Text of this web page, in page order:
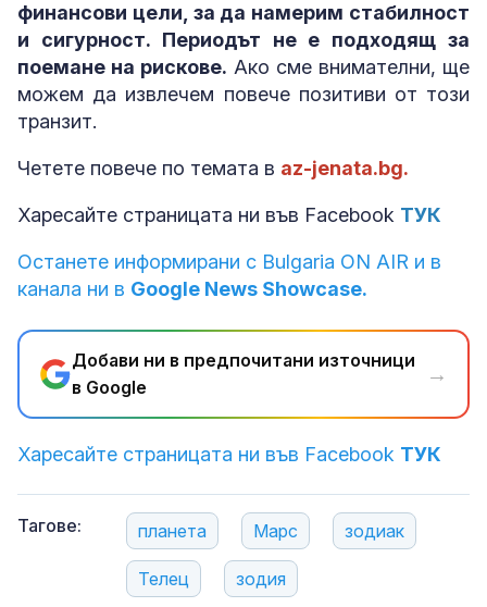
финансови цели, за да намерим стабилност
и сигурност. Периодът не е подходящ за
поемане на рискове. Ако сме внимателни, ще
можем да извлечем повече позитиви от този
транзит.
Четете повече по темата в az-jenata.bg.
Харесайте страницата ни във Facebook ТУК
Останете информирани с Bulgaria ON AIR и в
канала ни в Google News Showcase.
Добави ни в предпочитани източници
в Google
→
Харесайте страницата ни във Facebook ТУК
Тагове: планета Марс зодиак
Телец зодия